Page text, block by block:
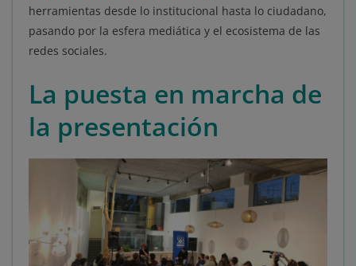
herramientas desde lo institucional hasta lo ciudadano,
pasando por la esfera mediática y el ecosistema de las
redes sociales.
La puesta en marcha de
la presentación